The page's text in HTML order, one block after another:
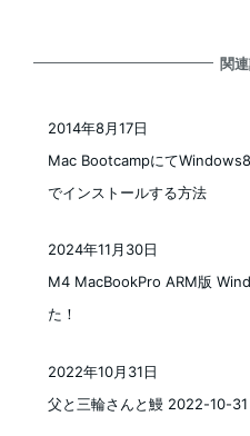
関
Mac Bootcampにて
でインストールする方法
2014年8月17日
M4 MacBookPro ARM版
た！
2024年11月30日
父と三輪さんと鰻 2022-10-31
2022年10月31日